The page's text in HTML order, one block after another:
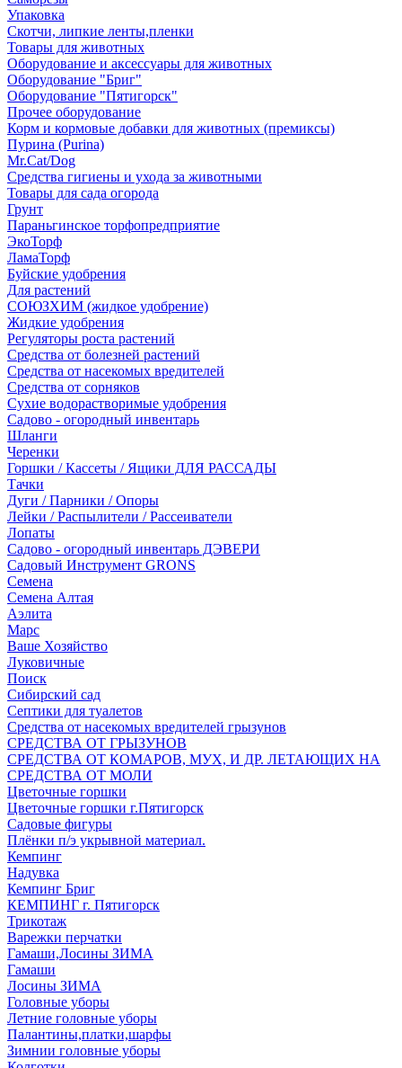
Упаковка
Скотчи, липкие ленты,пленки
Товары для животных
Оборудование и аксессуары для животных
Оборудование "Бриг"
Оборудование "Пятигорск"
Прочее оборудование
Корм и кормовые добавки для животных (премиксы)
Пурина (Purina)
Mr.Cat/Dog
Средства гигиены и ухода за животными
Товары для сада огорода
Грунт
Параньгинское торфопредприятие
ЭкоТорф
ЛамаТорф
Буйские удобрения
Для растений
СОЮЗХИМ (жидкое удобрение)
Жидкие удобрения
Регуляторы роста растений
Средства от болезней растений
Средства от насекомых вредителей
Средства от сорняков
Сухие водорастворимые удобрения
Садово - огородный инвентарь
Шланги
Черенки
Горшки / Кассеты / Ящики ДЛЯ РАССАДЫ
Тачки
Дуги / Парники / Опоры
Лейки / Распылители / Рассеиватели
Лопаты
Садово - огородный инвентарь ДЭВЕРИ
Садовый Инструмент GRONS
Семена
Семена Алтая
Аэлита
Марс
Ваше Хозяйство
Луковичные
Поиск
Сибирский сад
Септики для туалетов
Средства от насекомых вредителей грызунов
СPEДСТВА ОТ ГРЫЗУНОВ
СРЕДСТВА ОТ КОМАРОВ, МУХ, И ДР. ЛЕТАЮЩИХ НА
СРЕДСТВА ОТ МОЛИ
Цветочные горшки
Цветочные горшки г.Пятигорск
Садовые фигуры
Плёнки п/э укрывной материал.
Кемпинг
Надувка
Кемпинг Бриг
КЕМПИНГ г. Пятигорск
Трикотаж
Варежки перчатки
Гамаши,Лосины ЗИМА
Гамаши
Лосины ЗИМА
Головные уборы
Летние головные уборы
Палантины,платки,шарфы
Зимнии головные уборы